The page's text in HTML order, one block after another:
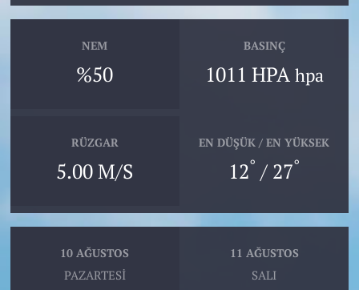
NEM
%50
BASINÇ
1011 HPA hpa
RÜZGAR
5.00 M/S
EN DÜŞÜK / EN YÜKSEK
12° / 27°
10 AĞUSTOS
PAZARTESI
11 AĞUSTOS
SALI